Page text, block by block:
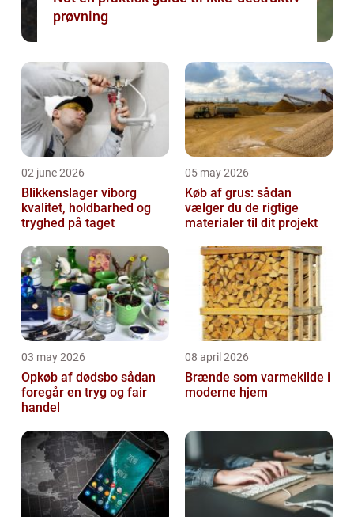
prøvning
02 june 2026
Blikkenslager viborg
kvalitet, holdbarhed og
tryghed på taget
05 may 2026
Køb af grus: sådan
vælger du de rigtige
materialer til dit projekt
03 may 2026
Opkøb af dødsbo sådan
foregår en tryg og fair
handel
08 april 2026
Brænde som varmekilde i
moderne hjem